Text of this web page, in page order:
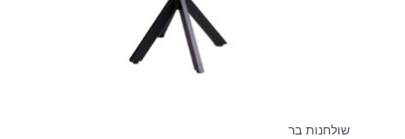
שולחנות בר